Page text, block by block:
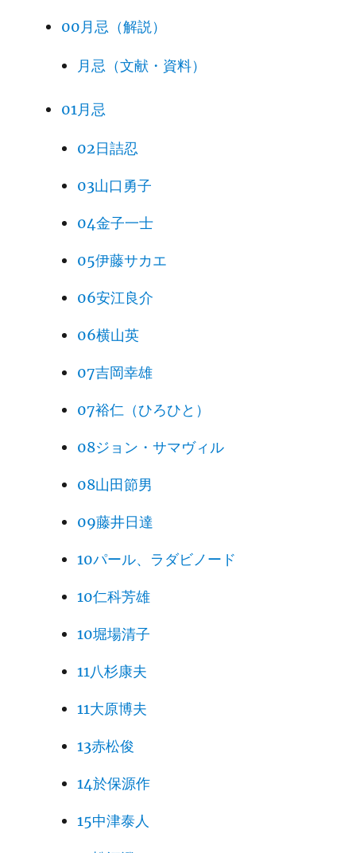
00月忌（解説）
月忌（文献・資料）
01月忌
02日詰忍
03山口勇子
04金子一士
05伊藤サカエ
06安江良介
06横山英
07吉岡幸雄
07裕仁（ひろひと）
08ジョン・サマヴィル
08山田節男
09藤井日達
10パール、ラダビノード
10仁科芳雄
10堀場清子
11八杉康夫
11大原博夫
13赤松俊
14於保源作
15中津泰人